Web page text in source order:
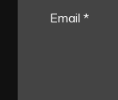
Email*